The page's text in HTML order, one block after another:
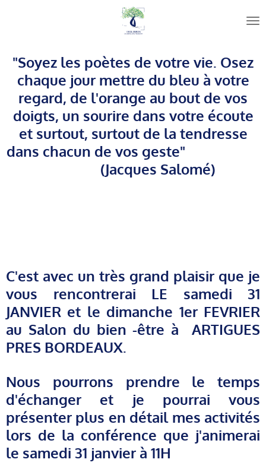
principal
"Soyez les poètes de votre vie. Osez
chaque jour mettre du bleu à votre
regard, de l'orange au bout de vos
doigts, un sourire dans votre écoute
et surtout, surtout de la tendresse
dans chacun de vos geste"
(Jacques Salomé)
C'est avec un très grand plaisir que je
vous rencontrerai LE samedi 31
JANVIER et le dimanche 1er FEVRIER
au Salon du bien -être à ARTIGUES
PRES BORDEAUX.
Nous pourrons prendre le temps
d'échanger et je pourrai vous
présenter plus en détail mes activités
lors de la conférence que j'animerai
le samedi 31 janvier à 11H